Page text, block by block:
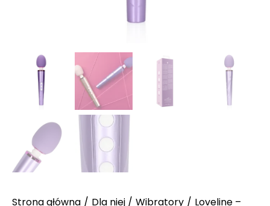
Strona główna Dla niej Wibratory
Loveline –